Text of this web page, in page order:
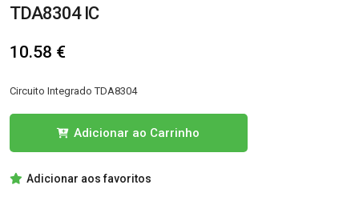
TDA8304 IC
10.58 €
Circuito Integrado TDA8304
IC
Adicionar ao Carrinho
Adicionar aos favoritos